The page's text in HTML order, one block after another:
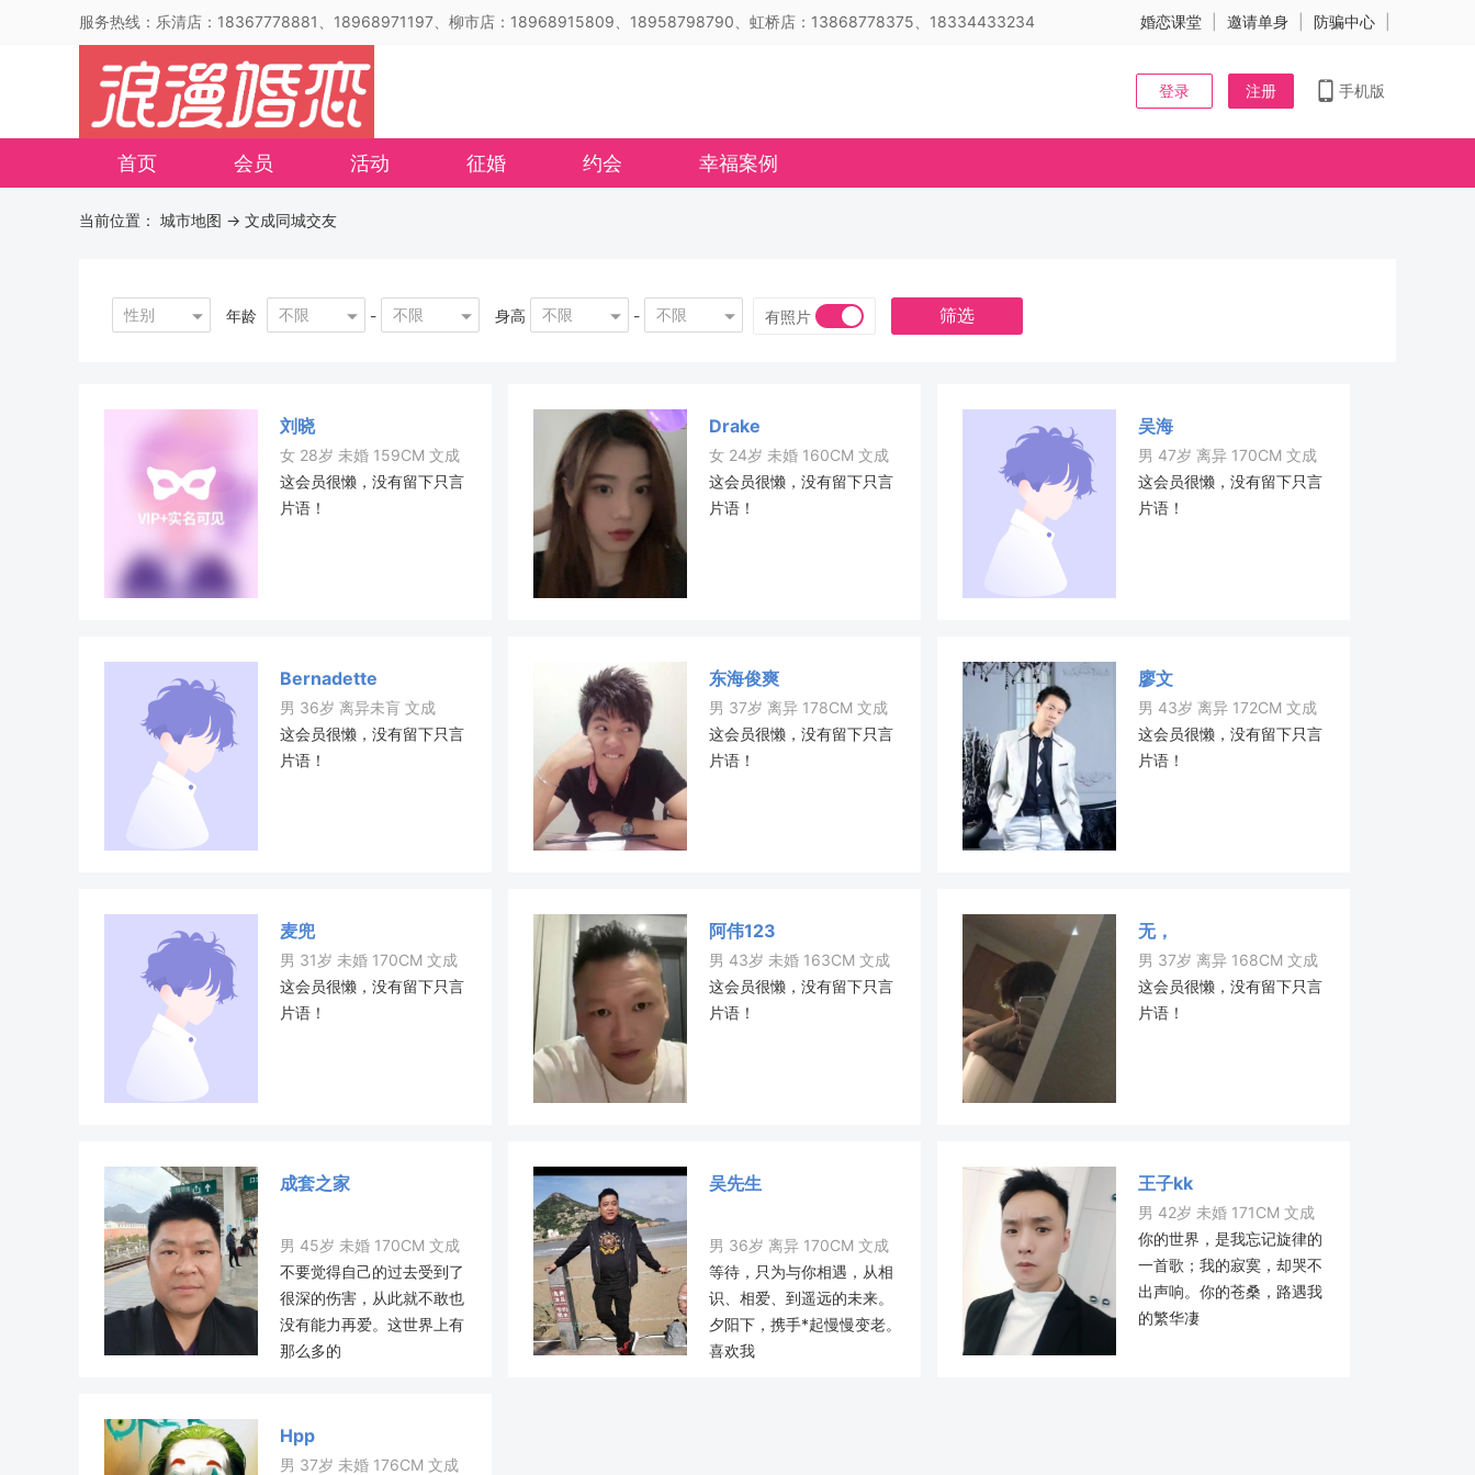
服务热线：乐清店：18367778881、18968971197、柳市店：18968915809、18958798790、虹桥店：13868778375、18334433234 婚恋课堂 邀请单身 防骗中心
登录 注册 手机版
首页 会员 活动 征婚 约会 幸福案例
当前位置： 城市地图 -> 文成同城交友
性别 年龄 不限 - 不限 身高 不限 - 不限 有照片 筛选
刘晓
女 28岁 未婚 159CM 文成
这会员很懒，没有留下只言
片语！
Drake
女 24岁 未婚 160CM 文成
这会员很懒，没有留下只言
片语！
吴海
男 47岁 离异 170CM 文成
这会员很懒，没有留下只言
片语！
Bernadette
男 36岁 离异未肓 文成
这会员很懒，没有留下只言
片语！
东海俊爽
男 37岁 离异 178CM 文成
这会员很懒，没有留下只言
片语！
廖文
男 43岁 离异 172CM 文成
这会员很懒，没有留下只言
片语！
麦兜
男 31岁 未婚 170CM 文成
这会员很懒，没有留下只言
片语！
阿伟123
男 43岁 未婚 163CM 文成
这会员很懒，没有留下只言
片语！
无，
男 37岁 离异 168CM 文成
这会员很懒，没有留下只言
片语！
成套之家
男 45岁 未婚 170CM 文成
不要觉得自己的过去受到了
很深的伤害，从此就不敢也
没有能力再爱。这世界上有
那么多的
吴先生
男 36岁 离异 170CM 文成
等待，只为与你相遇，从相
识、相爱、到遥远的未来。
夕阳下，携手*起慢慢变老。
喜欢我
王子kk
男 42岁 未婚 171CM 文成
你的世界，是我忘记旋律的
一首歌；我的寂寞，却哭不
出声响。你的苍桑，路遇我
的繁华凄
Hpp
男 37岁 未婚 176CM 文成